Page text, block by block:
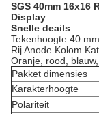
SGS 40mm 16x16
Display
Snelle deails
Tekenhoogte 40 mm
Rij Anode Kolom
Oranje, rood,
Pakket dimensies
Karakterhoogte
Polariteit